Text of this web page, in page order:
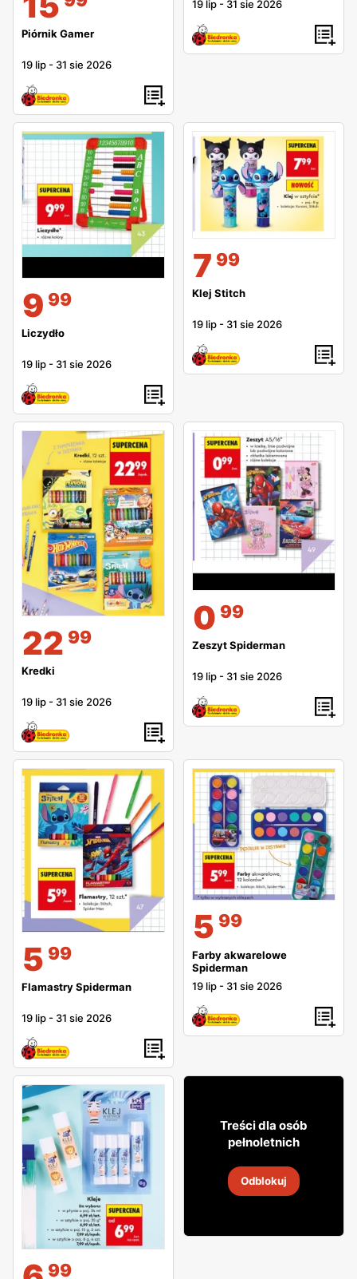
Piórnik Gamer
19 lip - 31 sie 2026
19 lip - 31 sie 2026
9 99
Liczydło
19 lip - 31 sie 2026
7 99
Klej Stitch
19 lip - 31 sie 2026
22 99
Kredki
19 lip - 31 sie 2026
0 99
Zeszyt Spiderman
19 lip - 31 sie 2026
5 99
Flamastry Spiderman
19 lip - 31 sie 2026
5 99
Farby akwarelowe
Spiderman
19 lip - 31 sie 2026
99
2199
8 sie 2026
Treści dla osób
pełnoletnich
Odblokuj